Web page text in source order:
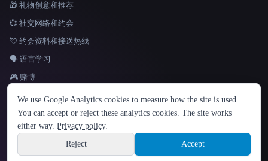
语言
English español Français Русский 简体中文
Hindi
Sign up
🎁 礼物创意和推荐
💞 社交网络和约会
💘 约会资料和接送热线
🗣️ 语言学习
🎮 赌博
Site information
© 2026 That AI Collection. 保留所有权利。
Built with Metatron ★
build de3d624c
We use Google Analytics cookies to measure how the site is used.
You can accept or reject these analytics cookies. The site works
either way. Privacy policy.
Reject
Accept